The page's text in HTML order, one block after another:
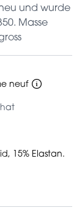
neu und wurde
Masse
neuf
15% Elastan.